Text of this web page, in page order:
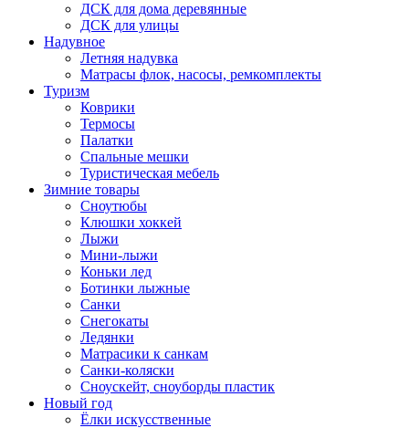
ДСК для дома деревянные
ДСК для улицы
Надувное
Летняя надувка
Матрасы флок, насосы, ремкомплекты
Туризм
Коврики
Термосы
Палатки
Спальные мешки
Туристическая мебель
Зимние товары
Сноутюбы
Клюшки хоккей
Лыжи
Мини-лыжи
Коньки лед
Ботинки лыжные
Санки
Снегокаты
Ледянки
Матрасики к санкам
Санки-коляски
Сноускейт, сноуборды пластик
Новый год
Ёлки искусственные